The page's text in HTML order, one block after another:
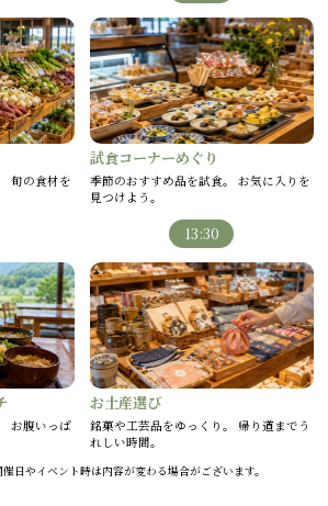
旬の食材を
試食コーナーめぐり
季節のおすすめ品を試食。 お気に入りを
見つけよう。
お腹いっぱ
13:30
お土産選び
銘菓や工芸品をゆっくり。 帰り道までう
れしい時間。
日やイベント時は内容が変わる場合がございます。